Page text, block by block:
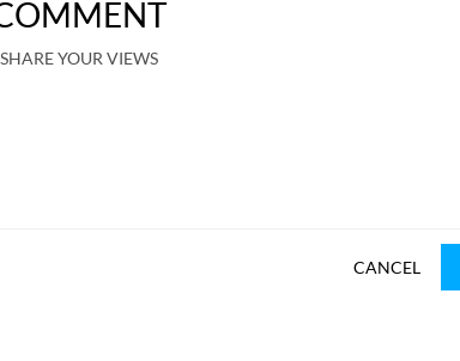
SHARE YOUR VIEWS
CANCEL